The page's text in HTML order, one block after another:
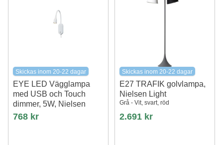
Skickas inom 20-22 dagar
EYE LED Vägglampa
med USB och Touch
dimmer, 5W, Nielsen
Light
768 kr
Skickas inom 20-22 dagar
E27 TRAFIK golvlampa,
Nielsen Light
Grå - Vit, svart, röd
2.691 kr